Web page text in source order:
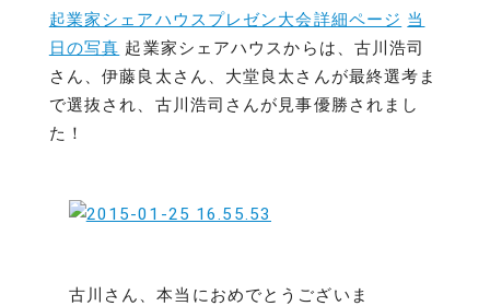
起業家シェアハウスプレゼン大会詳細ページ 当
日の写真 起業家シェアハウスからは、古川浩司
さん、伊藤良太さん、大堂良太さんが最終選考ま
で選抜され、古川浩司さんが見事優勝されまし
た！
古川さん、本当におめでとうございま